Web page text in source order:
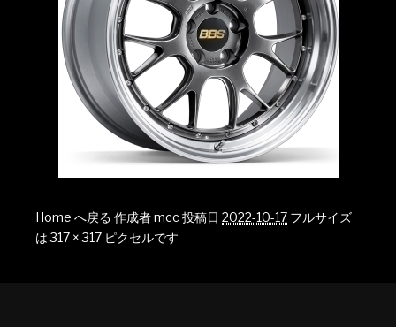
Home へ戻る 作成者mcc投稿日 2022-10-17 フルサイズ
は317 × 317 ピクセルです